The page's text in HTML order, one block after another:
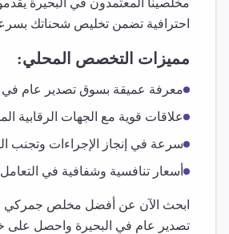
مخلصينا المعتمدون في البحيرة
احترافية تضمن تخليص شحناتك
مميزات التخصص المحلي:
معرفة عميقة بسوق تصدير عام في
علاقات قوية مع الجهات الرقابية
سرعة في إنجاز الإجراءات وتجنب
أسعار تنافسية وشفافية في التعامل
ابحث الآن عن أفضل مخلص
تصدير عام في البحيرة واحصل على